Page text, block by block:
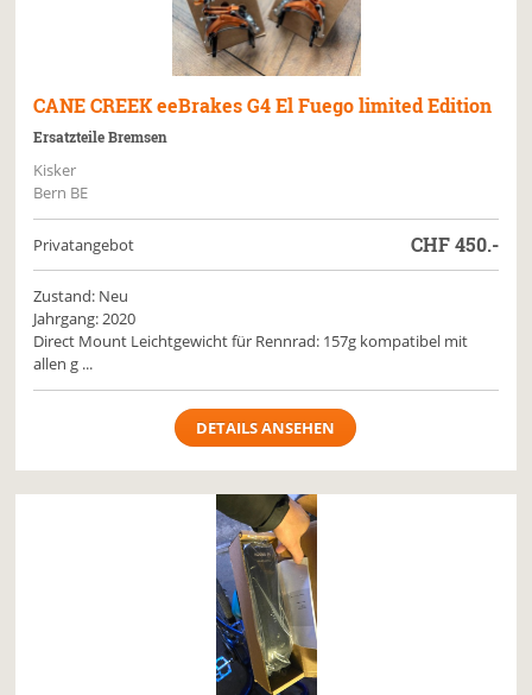
CANE CREEK eeBrakes G4 El Fuego limited Edition
Ersatzteile Bremsen
Kisker
Bern BE
Privatangebot CHF450.-
Zustand: Neu
Jahrgang: 2020
Direct Mount Leichtgewicht für Rennrad: 157g kompatibel mit
allen g ...
DETAILS ANSEHEN